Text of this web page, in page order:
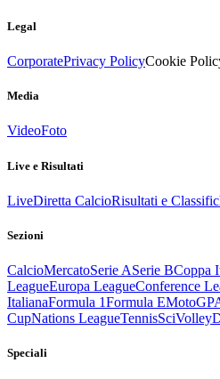
Legal
CorporatePrivacy PolicyCookie
Media
VideoFoto
Live e Risultati
LiveDiretta CalcioRisultati e
Sezioni
CalcioMercatoSerie ASerie BCoppa
LeagueEuropa LeagueConference
ItalianaFormula 1Formula EMotoGP
CupNations LeagueTennisSciVolley
Speciali